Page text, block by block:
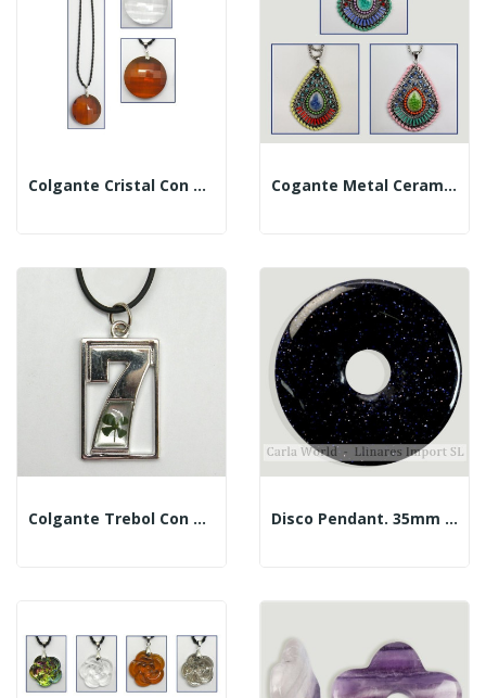
Colgante Cristal Con Cordón. Modelo Redonda . Colo Cogante Metal Ceramica Y Cordon. Modelo Lagrima. C
Colgante Trebol Con Metal. Modelo 7 Disco Pendant. 35mm Blue Gold Aventurine